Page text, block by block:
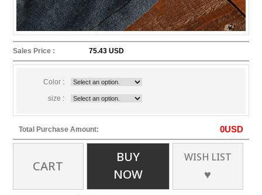
Sales Price : 75.43 USD
Color :
size :
Total Purchase Amount: 0USD
CART
BUY
NOW
WISH LIST
♥